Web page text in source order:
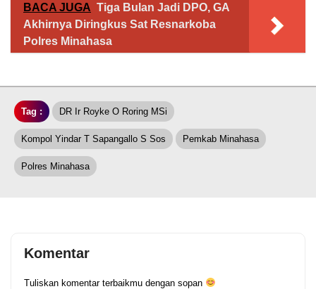
BACA JUGA Tiga Bulan Jadi DPO, GA
Akhirnya Diringkus Sat Resnarkoba
Polres Minahasa
Tag : DR Ir Royke O Roring MSi
Kompol Yindar T Sapangallo S Sos Pemkab Minahasa
Polres Minahasa
Komentar
Tuliskan komentar terbaikmu dengan sopan